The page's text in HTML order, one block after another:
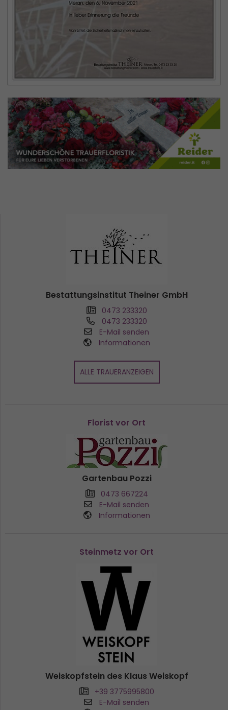
Bestattungsinstitut Theiner GmbH
0473 233320
0473 233320
E-Mail senden
Informationen
ALLE TRAUERANZEIGEN
Florist vor Ort
Gartenbau Pozzi
0473 667224
E-Mail senden
Informationen
Steinmetz vor Ort
Weiskopfstein des Klaus Weiskopf
+39 3775995800
E-Mail senden